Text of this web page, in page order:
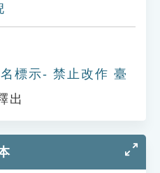
標示- 禁止改作 臺
出